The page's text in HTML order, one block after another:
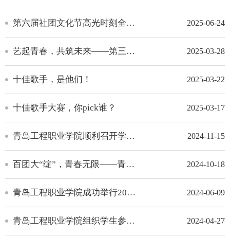
第六届社团文化节高光时刻全记录 2025-06-24
艺起青春，共筑未来——第三届青岛高校大学生艺术节启动仪式暨“诗诵青春”专场展示活动在青岛工程职业学院成... 2025-03-28
十佳歌手，是他们！ 2025-03-22
十佳歌手大赛，你pick谁？ 2025-03-17
青岛工程职业学院顺利召开学生社团社长大会 2024-11-15
百团大“绽”，青春无限——青岛工程职业学院成功举办2024年学生社团纳新活动 2024-10-18
青岛工程职业学院成功举行2024年第五届大学生社团文化节 2024-06-09
青岛工程职业学院组织学生参与第二届青岛高校大学生艺术节 2024-04-27